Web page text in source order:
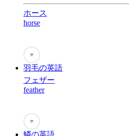
ホース
horse
♥
羽毛の英語
フェザー
feather
♥